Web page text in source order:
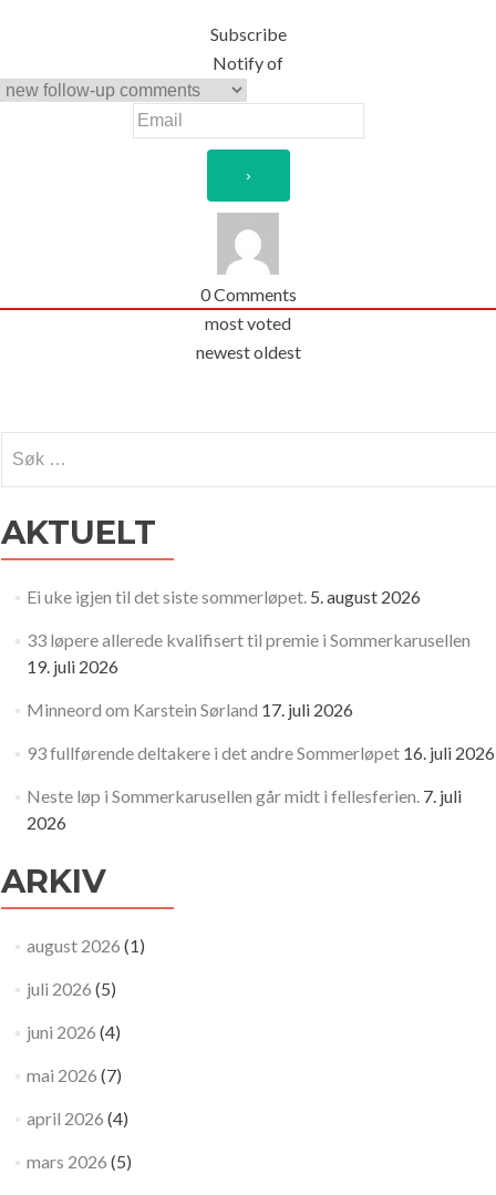
Subscribe
Notify of
0Comments
most voted
newestoldest
etter:
AKTUELT
Ei uke igjen til det siste sommerløpet. 5. august 2026
33 løpere allerede kvalifisert til premie i Sommerkarusellen
19. juli 2026
Minneord om Karstein Sørland 17. juli 2026
93 fullførende deltakere i det andre Sommerløpet 16. juli 2026
Neste løp i Sommerkarusellen går midt i fellesferien. 7. juli
2026
ARKIV
august 2026 (1)
juli 2026 (5)
juni 2026 (4)
mai 2026 (7)
april 2026 (4)
mars 2026 (5)